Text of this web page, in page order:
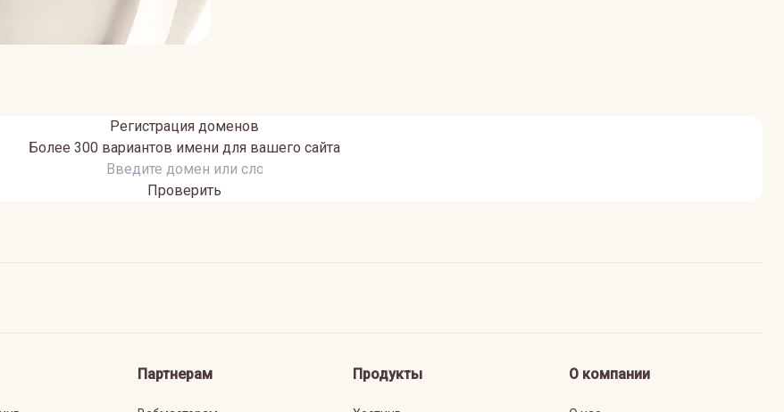
Регистрация доменов
Более 300 вариантов имени для вашего сайта
Проверить
Партнерам Продукты О компании